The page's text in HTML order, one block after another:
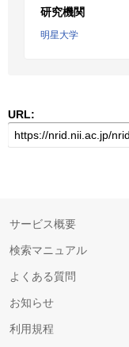
研究機関
明星大学
URL:
サービス概要
検索マニュアル
よくある質問
お知らせ
利用規程